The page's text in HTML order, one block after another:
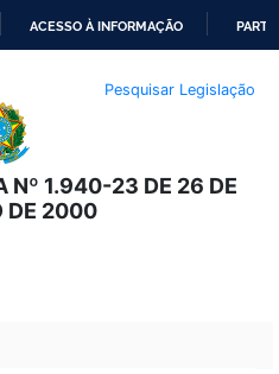
O
CONTEÚDO
ACESSO À INFORMAÇÃO
Pesquisar Legislação
Nº 1.940-23 DE 26 DE
DE 2000